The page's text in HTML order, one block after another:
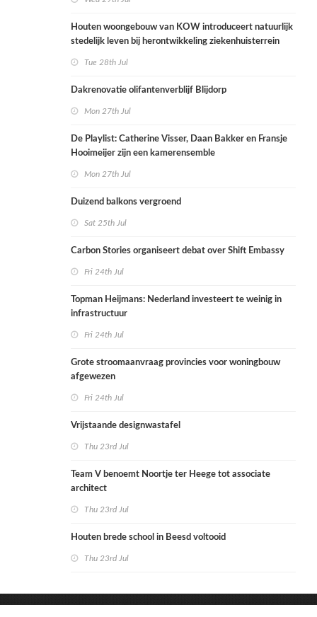
Houten woongebouw van KOW introduceert natuurlijk
stedelijk leven bij herontwikkeling ziekenhuisterrein
Tue 28th Jul
Dakrenovatie olifantenverblijf Blijdorp
Mon 27th Jul
De Playlist: Catherine Visser, Daan Bakker en Fransje
Hooimeijer zijn een kamerensemble
Mon 27th Jul
Duizend balkons vergroend
Sat 25th Jul
Carbon Stories organiseert debat over Shift Embassy
Fri 24th Jul
Topman Heijmans: Nederland investeert te weinig in
infrastructuur
Fri 24th Jul
Grote stroomaanvraag provincies voor woningbouw
afgewezen
Fri 24th Jul
Vrijstaande designwastafel
Thu 23rd Jul
Team V benoemt Noortje ter Heege tot associate
architect
Thu 23rd Jul
Houten brede school in Beesd voltooid
Thu 23rd Jul